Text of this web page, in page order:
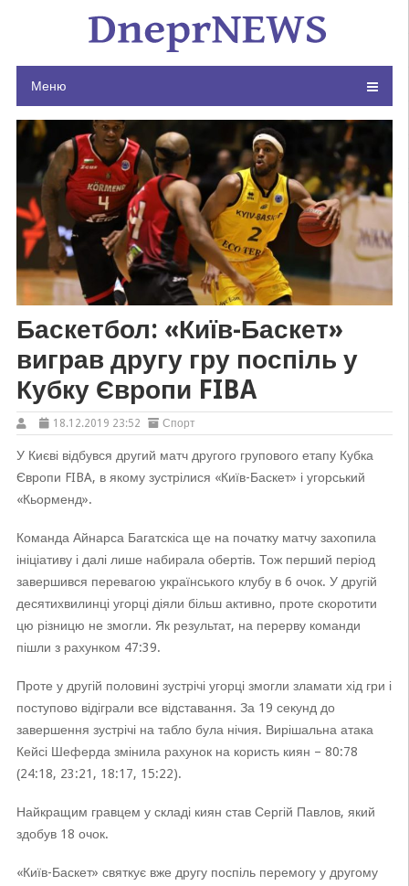
Меню
Баскетбол: «Київ-Баскет»
виграв другу гру поспіль у
Кубку Європи FIBA
18.12.2019 23:52 Спорт
У Києві відбувся другий матч другого групового етапу Кубка
Європи FIBA, в якому зустрілися «Київ-Баскет» і угорський
«Кьорменд».
Команда Айнарса Багатскіса ще на початку матчу захопила
ініціативу і далі лише набирала обертів. Тож перший період
завершився перевагою українського клубу в 6 очок. У другій
десятихвилинці угорці діяли більш активно, проте скоротити
цю різницю не змогли. Як результат, на перерву команди
пішли з рахунком 47:39.
Проте у другій половині зустрічі угорці змогли зламати хід гри і
поступово відіграли все відставання. За 19 секунд до
завершення зустрічі на табло була нічия. Вирішальна атака
Кейсі Шеферда змінила рахунок на користь киян – 80:78
(24:18, 23:21, 18:17, 15:22).
Найкращим гравцем у складі киян став Сергій Павлов, який
здобув 18 очок.
«Київ-Баскет» святкує вже другу поспіль перемогу у другому